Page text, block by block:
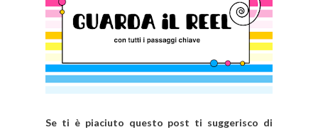
Se ti è piaciuto questo post ti suggerisco di